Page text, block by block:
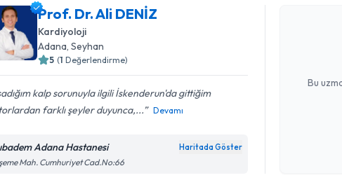
Prof. Dr. Ali DENİZ
Kardiyoloji
Adana, Seyhan
5 (1 Değerlendirme)
kalp sorunuyla ilgili İskenderun'da gittiğim
farklı şeyler duyunca,...
Devamı
Adana Hastanesi Haritada Göster
Mah. Cumhuriyet Cad.No:66
Bu
Prof. Dr. Ali
Kişisel